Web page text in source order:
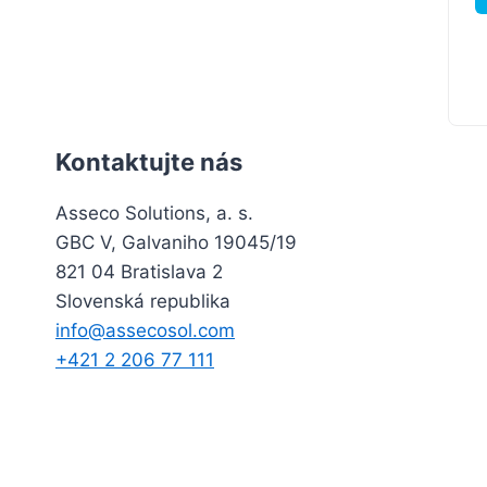
Kontaktujte nás
Asseco Solutions, a. s.
GBC V, Galvaniho 19045/19
821 04 Bratislava 2
Slovenská republika
info@assecosol.com
+421 2 206 77 111